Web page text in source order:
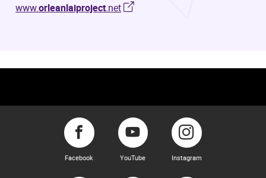
www.orleanlaiproject.net
Facebook YouTube Instagram